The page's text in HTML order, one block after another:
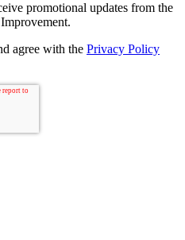
promotional updates from the
agree with the Privacy Policy